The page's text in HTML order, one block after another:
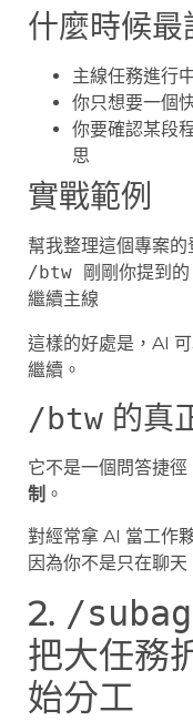
什麼時候最
主線任務進行
你只想要一個
你要確認某段
思
實戰範例
幫我整理這個專案的
/btw 剛剛你提到
這樣的好處是，AI
繼續。
/btw 的真
它不是一個問答捷徑
制 。
對經常拿 AI 當工作
因為你不是只在聊天
2. /
把大任務
始分工